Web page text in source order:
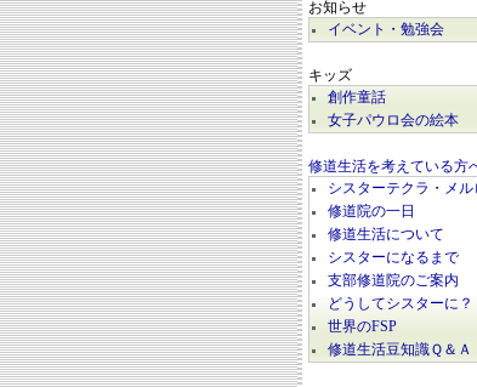
お知らせ
イベント・勉強会
キッズ
創作童話
女子パウロ会の絵本
修道生活を考えている方
シスターテクラ・メル
修道院の一日
修道生活について
シスターになるまで
支部修道院のご案内
どうしてシスターに？
世界のFSP
修道生活豆知識Ｑ＆Ａ